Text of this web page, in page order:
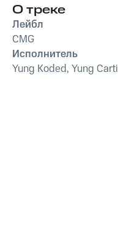
О треке
Лейбл
CMG
Исполнитель
Yung Koded, Yung Carti